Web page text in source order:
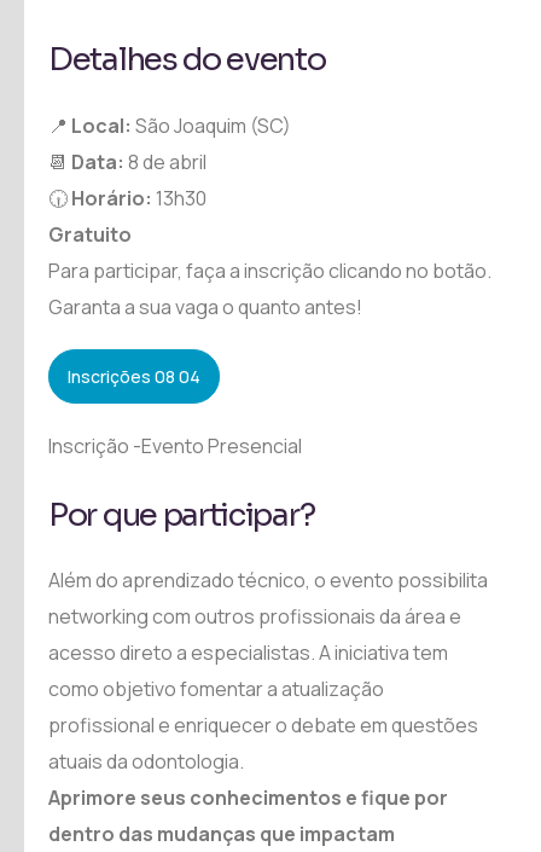
Detalhes do evento
📍 Local: São Joaquim (SC)
📆 Data: 8 de abril
🕡Horário: 13h30
Gratuito
Para participar, faça a inscrição clicando no botão.
Garanta a sua vaga o quanto antes!
Inscrições 08 04
Inscrição -Evento Presencial
Por que participar?
Além do aprendizado técnico, o evento possibilita
networking com outros profissionais da área e
acesso direto a especialistas. A iniciativa tem
como objetivo fomentar a atualização
profissional e enriquecer o debate em questões
atuais da odontologia.
Aprimore seus conhecimentos e fique por
dentro das mudanças que impactam